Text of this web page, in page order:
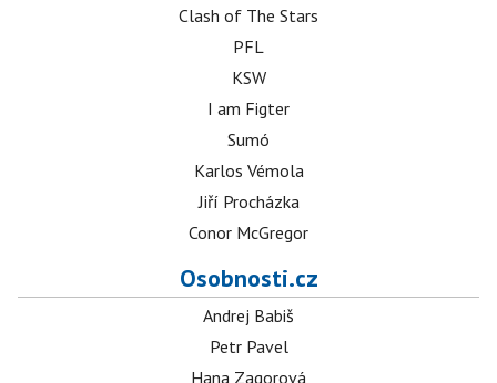
Clash of The Stars
PFL
KSW
I am Figter
Sumó
Karlos Vémola
Jiří Procházka
Conor McGregor
Osobnosti.cz
Andrej Babiš
Petr Pavel
Hana Zagorová